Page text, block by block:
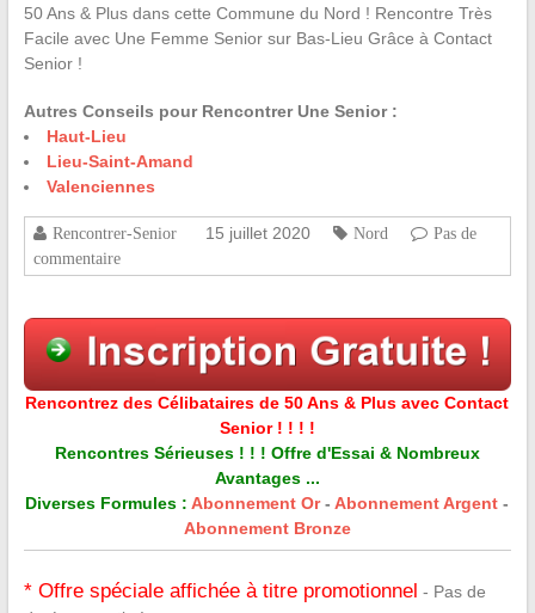
50 Ans & Plus dans cette Commune du Nord ! Rencontre Très
Facile avec Une Femme Senior sur Bas-Lieu Grâce à Contact
Senior !
Autres Conseils pour Rencontrer Une Senior :
Haut-Lieu
Lieu-Saint-Amand
Valenciennes
Rencontrer-Senior 15 juillet 2020 Nord
Pas de
commentaire
Rencontrez des Célibataires de 50 Ans & Plus avec Contact
Senior ! ! ! !
Rencontres Sérieuses ! ! ! Offre d'Essai & Nombreux
Avantages ...
Diverses Formules : Abonnement Or-Abonnement Argent -
Abonnement Bronze
* Offre spéciale affichée à titre promotionnel - Pas de